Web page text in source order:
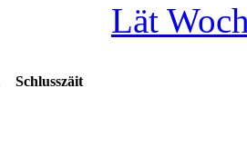
Lät
Schlusszäit